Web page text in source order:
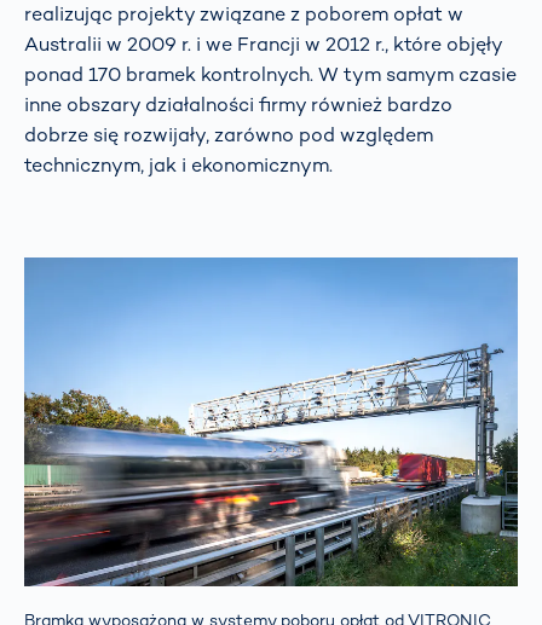
realizując projekty związane z poborem opłat w
Australii w 2009 r. i we Francji w 2012 r., które objęły
ponad 170 bramek kontrolnych. W tym samym czasie
inne obszary działalności firmy również bardzo
dobrze się rozwijały, zarówno pod względem
technicznym, jak i ekonomicznym.